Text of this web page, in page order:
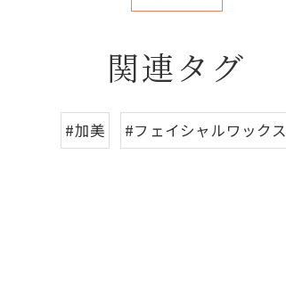
関連タグ
#加美 #フェイシャルワックス